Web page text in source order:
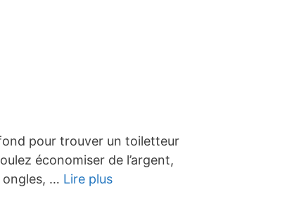
pour trouver un toiletteur
économiser de l’argent,
ongles, … Lire plus